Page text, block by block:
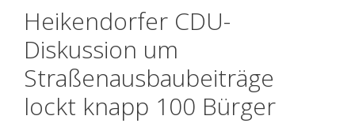
Heikendorfer CDU-
Diskussion um
Straßenausbaubeiträge
lockt knapp 100 Bürger